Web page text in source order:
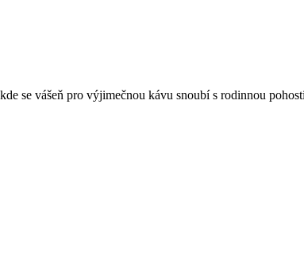
se vášeň pro výjimečnou kávu snoubí s rodinnou